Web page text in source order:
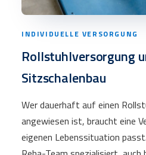
INDIVIDUELLE VERSORGUNG
Rollstuhlversorgung
Sitzschalenbau
Wer dauerhaft auf einen
angewiesen ist, braucht eine
eigenen Lebenssituation